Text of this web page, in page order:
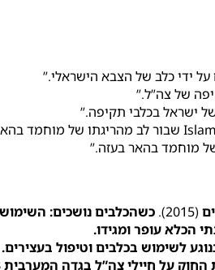
(2015).
כשהכלבים נושכים:
הכלא עופר ומגידו.
לשימוש בכלבים וטיפול בעצירים.
על חיילי צה”ל בגדה המערבית 2019-2023.